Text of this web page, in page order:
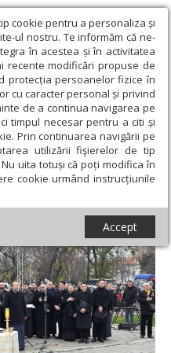
cookie pentru a personaliza și
ul nostru. Te informăm că ne-
în acestea și în activitatea
recente modificări propuse de
protecția persoanelor fizice în
cu caracter personal și privind
de a continua navigarea pe
timpul necesar pentru a citi și
Prin continuarea navigării pe
utilizării fişierelor de tip
uita totuși că poți modifica în
cookie urmând instrucțiunile
Accept
› Știri › Ziua Națională
din Oradea
în fața
Oradea